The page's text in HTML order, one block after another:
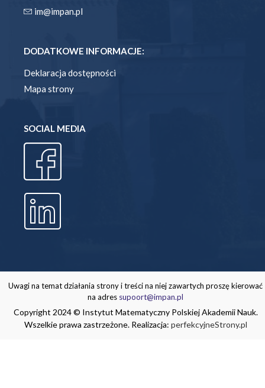
im@impan.pl
DODATKOWE INFORMACJE:
Deklaracja dostępności
Mapa strony
SOCIAL MEDIA
Uwagi na temat działania strony i treści na niej zawartych proszę kierować
na adres supoort@impan.pl
Copyright 2024 © Instytut Matematyczny Polskiej Akademii Nauk.
Wszelkie prawa zastrzeżone. Realizacja: perfekcyjneStrony.pl